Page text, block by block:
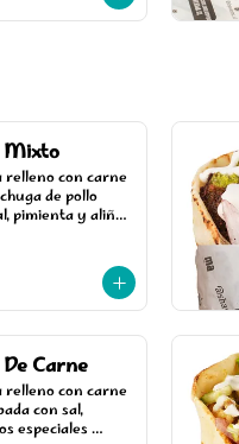
Mixto
con carne
de pollo
pimienta y aliños
Carne
con carne
con sal,
especiales